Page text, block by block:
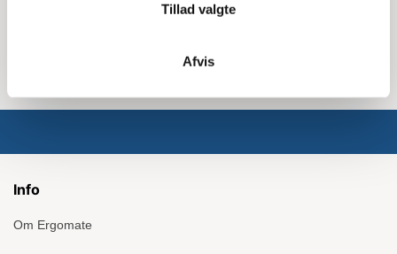
Tillad valgte
Afvis
Info
Om Ergomate